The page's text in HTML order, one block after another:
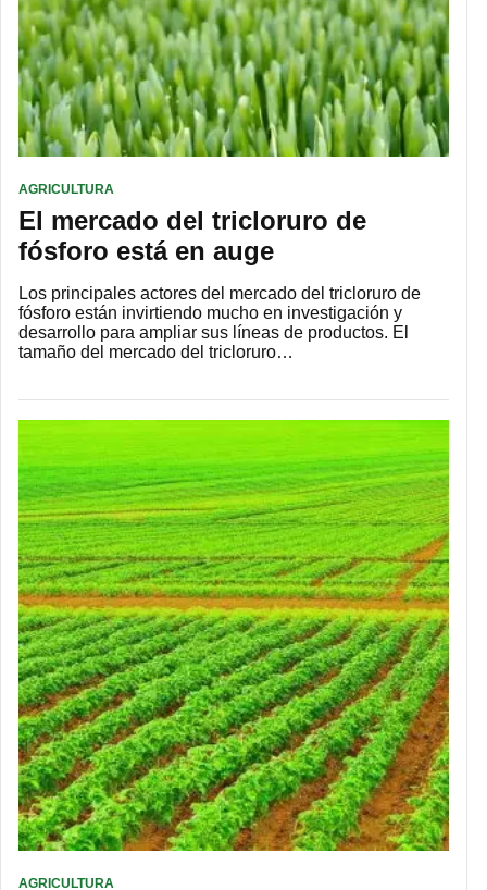
AGRICULTURA
El mercado del tricloruro de
fósforo está en auge
Los principales actores del mercado del tricloruro de
fósforo están invirtiendo mucho en investigación y
desarrollo para ampliar sus líneas de productos. El
tamaño del mercado del tricloruro…
AGRICULTURA